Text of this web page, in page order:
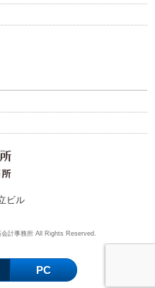
ビル
計事務所 All Rights Reserved.
PC